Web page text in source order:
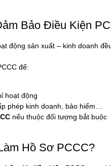
Bảo Điều Kiện
động sản xuất – kinh doanh
để:
hoạt động
phép kinh doanh, bảo hiểm…
nếu thuộc đối tượng bắt buộc
Hồ Sơ PCCC?